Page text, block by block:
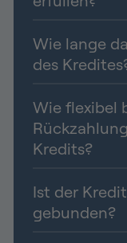
Wie lange
des
Wie flexibel
Kredits?
Ist der
gebunden?